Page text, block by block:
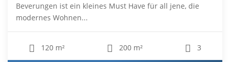
Beverungen ist ein kleines Must Have für all jene, die
modernes Wohnen...
120 m² 200 m² 3